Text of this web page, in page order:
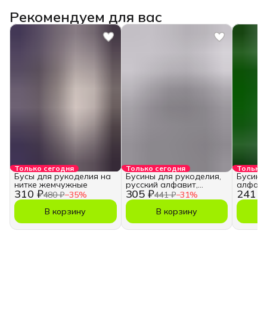
Рекомендуем для вас
Только сегодня
310 ₽480 ₽−35%
Бусы для рукоделия на
нитке жемчужные
В корзину
Только сегодня
305 ₽441 ₽−31%
Бусины для рукоделия,
русский алфавит,
кубики
В корзину
Только
241 ₽